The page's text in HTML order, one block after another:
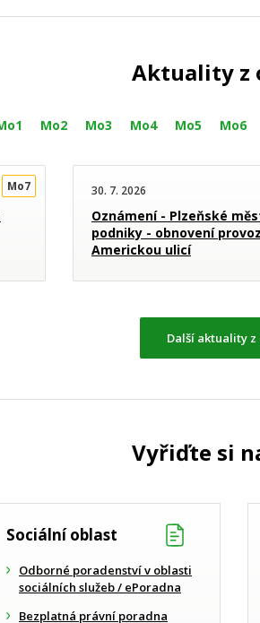
Aktuality z
Mo2 Mo3 Mo4 Mo5 Mo6
Mo7 30. 7. 2026
Oznámení - Plzeňské
podniky - obnovení
Americkou ulicí
Další aktuality z
Vyřiďte si
Sociální oblast
Odborné poradenství v oblasti
sociálních služeb / ePoradna
Bezplatná právní poradna